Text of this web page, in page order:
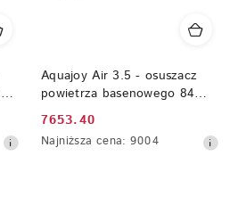
Aquajoy Air 3.5 - osuszacz
powietrza basenowego 84
l/dobę (WiFi, montaż
ścienny/podłogowy)
Cena
promocyjna:
7653.40
Najniższa
Najniższa cena: 9004